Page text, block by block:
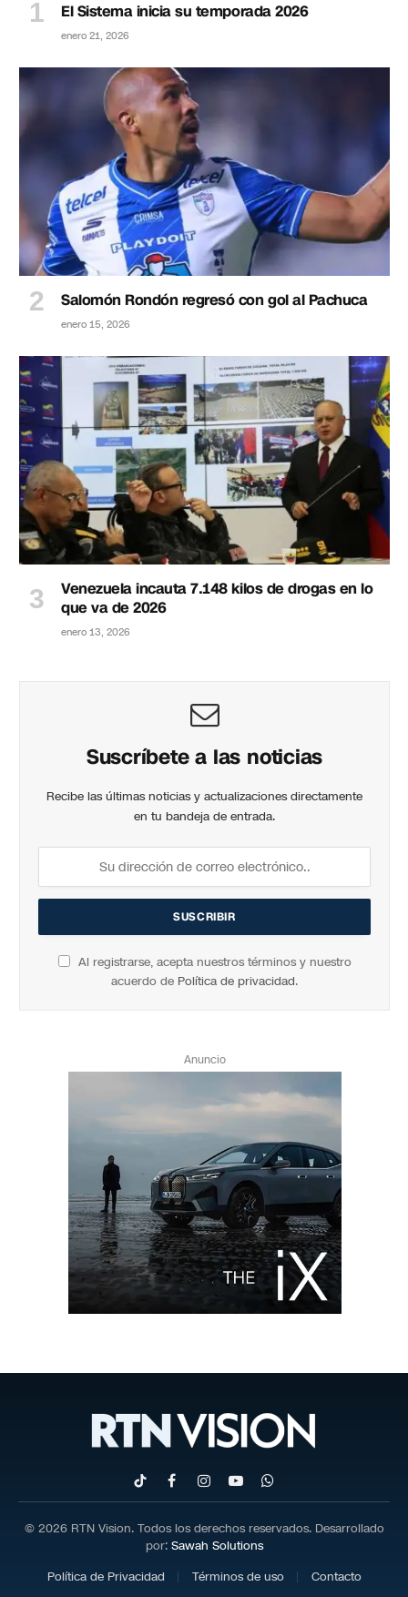
El Sistema inicia su temporada 2026
enero 21, 2026
Salomón Rondón regresó con gol al Pachuca
enero 15, 2026
Venezuela incauta 7.148 kilos de drogas en lo
que va de 2026
enero 13, 2026
Suscríbete a las noticias
Recibe las últimas noticias y actualizaciones directamente
en tu bandeja de entrada.
Al registrarse, acepta nuestros términos y nuestro
acuerdo de Política de privacidad.
Anuncio
TikTokFacebookInstagram
YouTubeWhatsApp
© 2026 RTN Vision. Todos los derechos reservados. Desarrollado
por: Sawah Solutions
Política de Privacidad
Términos de uso Contacto